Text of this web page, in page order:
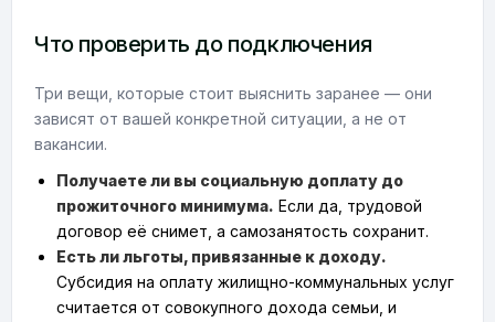
Что проверить до подключения
Три вещи, которые стоит выяснить заранее — они
зависят от вашей конкретной ситуации, а не от
вакансии.
Получаете ли вы социальную доплату до
прожиточного минимума. Если да, трудовой
договор её снимет, а самозанятость сохранит.
Есть ли льготы, привязанные к доходу.
Субсидия на оплату жилищно-коммунальных услуг
считается от совокупного дохода семьи, и